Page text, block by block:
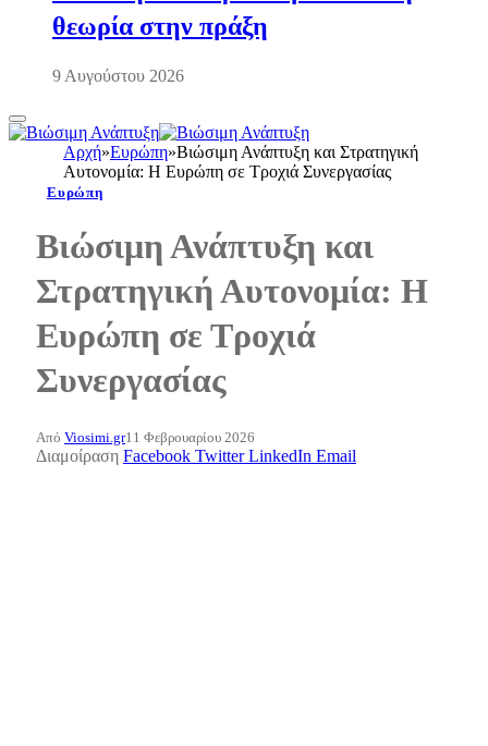
θεωρία στην πράξη
9 Αυγούστου 2026
Αρχή»Ευρώπη»Βιώσιμη Ανάπτυξη και Στρατηγική
Αυτονομία: Η Ευρώπη σε Τροχιά Συνεργασίας
Ευρώπη
Βιώσιμη Ανάπτυξη και
Στρατηγική Αυτονομία: Η
Ευρώπη σε Τροχιά
Συνεργασίας
Από Viosimi.gr11 Φεβρουαρίου 2026
Διαμοίραση Facebook Twitter LinkedIn Email